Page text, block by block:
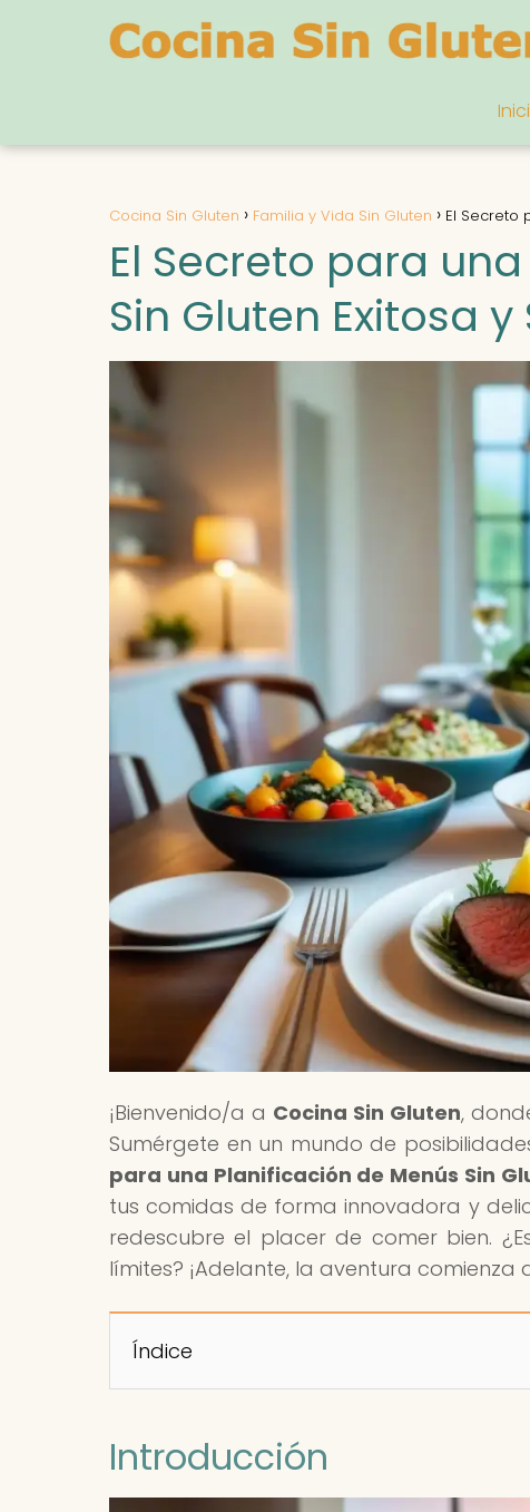
Cocina Sin Gluten Familia y Vida Sin Gluten El Secreto
El Secreto para
Sin Gluten Exitosa y
¡Bienvenido/a a Cocina Sin Gluten,
Sumérgete en un mundo de
para una Planificación de Menús Sin
tus comidas de forma innovadora y
redescubre el placer de comer bien.
límites? ¡Adelante, la aventura comienza
Índice
Introducción